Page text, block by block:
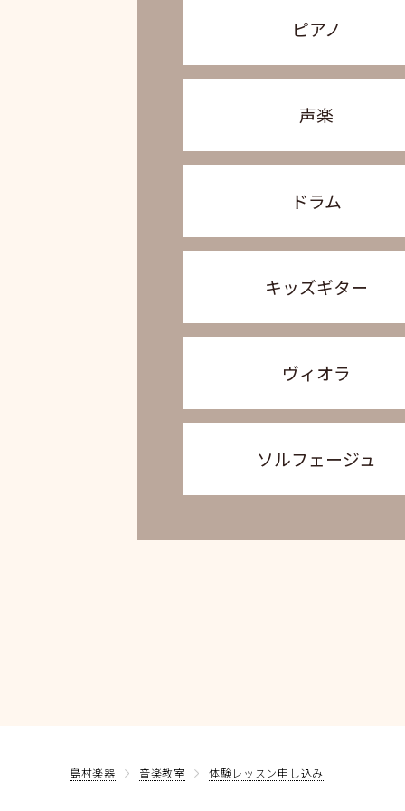
ピアノ
声楽
ドラム
キッズギター
ヴィオラ
ソルフェージュ
島村楽器 音楽教室 体験レッスン申し込み